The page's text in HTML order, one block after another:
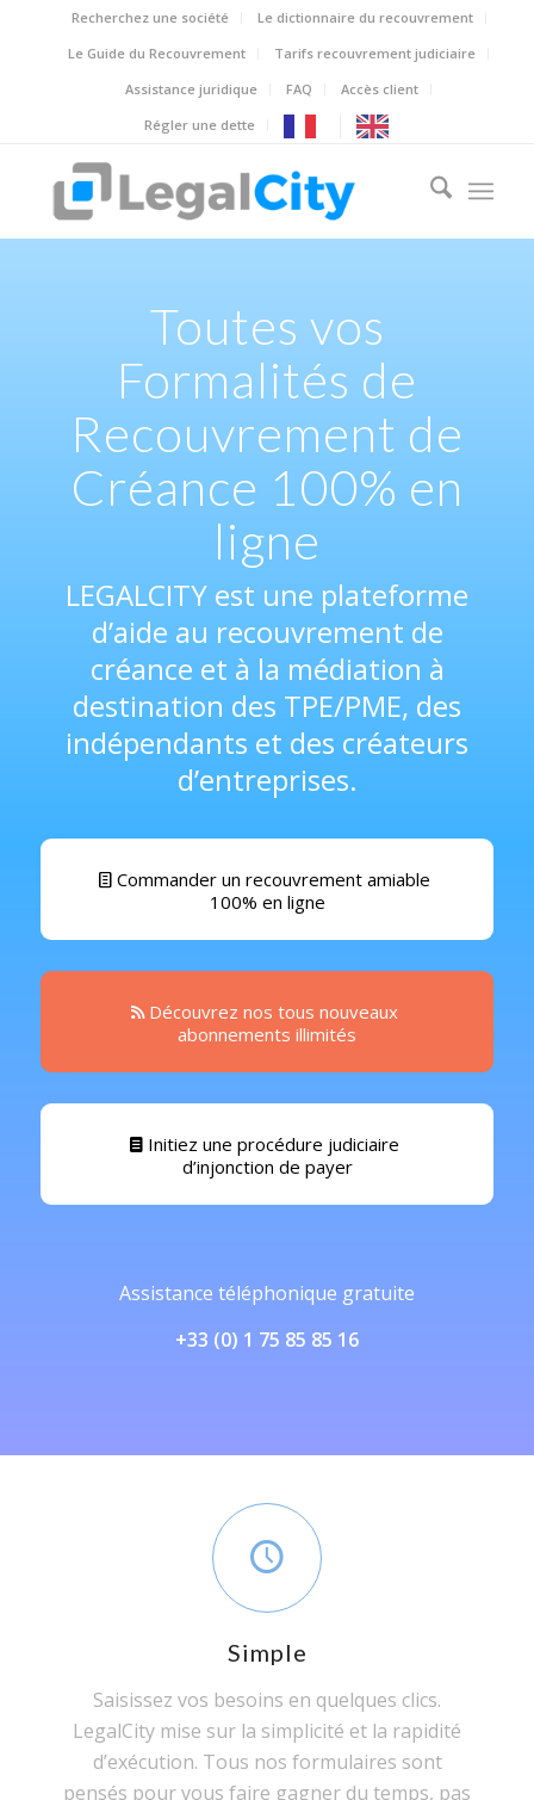
Recherchez une société
Le dictionnaire du recouvrement
Le Guide du Recouvrement
Tarifs recouvrement judiciaire
Assistance juridique
FAQ
Accès client
Régler une dette
Toutes vos
Formalités de
Recouvrement de
Créance 100% en
ligne
LEGALCITY est une plateforme
d’aide au recouvrement de
créance et à la médiation à
destination des TPE/PME, des
indépendants et des créateurs
d’entreprises.
Commander un recouvrement amiable
100% en ligne
Découvrez nos tous nouveaux
abonnements illimités
Initiez une procédure judiciaire
d’injonction de payer
Assistance téléphonique gratuite
+33 (0) 1 75 85 85 16
Simple
Saisissez vos besoins en quelques clics.
LegalCity mise sur la simplicité et la rapidité
d’exécution. Tous nos formulaires sont
pensés pour vous faire gagner du temps, pas